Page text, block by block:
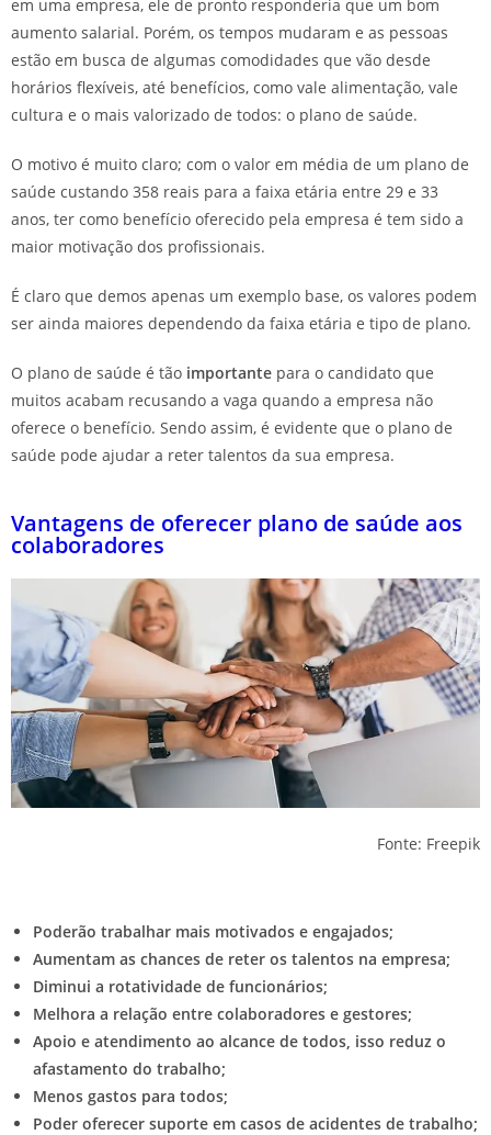
em uma empresa, ele de pronto responderia que um bom
aumento salarial. Porém, os tempos mudaram e as pessoas
estão em busca de algumas comodidades que vão desde
horários flexíveis, até benefícios, como vale alimentação, vale
cultura e o mais valorizado de todos: o plano de saúde.
O motivo é muito claro; com o valor em média de um plano de
saúde custando 358 reais para a faixa etária entre 29 e 33
anos, ter como benefício oferecido pela empresa é tem sido a
maior motivação dos profissionais.
É claro que demos apenas um exemplo base, os valores podem
ser ainda maiores dependendo da faixa etária e tipo de plano.
O plano de saúde é tão importante para o candidato que
muitos acabam recusando a vaga quando a empresa não
oferece o benefício. Sendo assim, é evidente que o plano de
saúde pode ajudar a reter talentos da sua empresa.
Vantagens de oferecer plano de saúde aos
colaboradores
Fonte: Freepik
Poderão trabalhar mais motivados e engajados;
Aumentam as chances de reter os talentos na empresa;
Diminui a rotatividade de funcionários;
Melhora a relação entre colaboradores e gestores;
Apoio e atendimento ao alcance de todos, isso reduz o
afastamento do trabalho;
Menos gastos para todos;
Poder oferecer suporte em casos de acidentes de trabalho;